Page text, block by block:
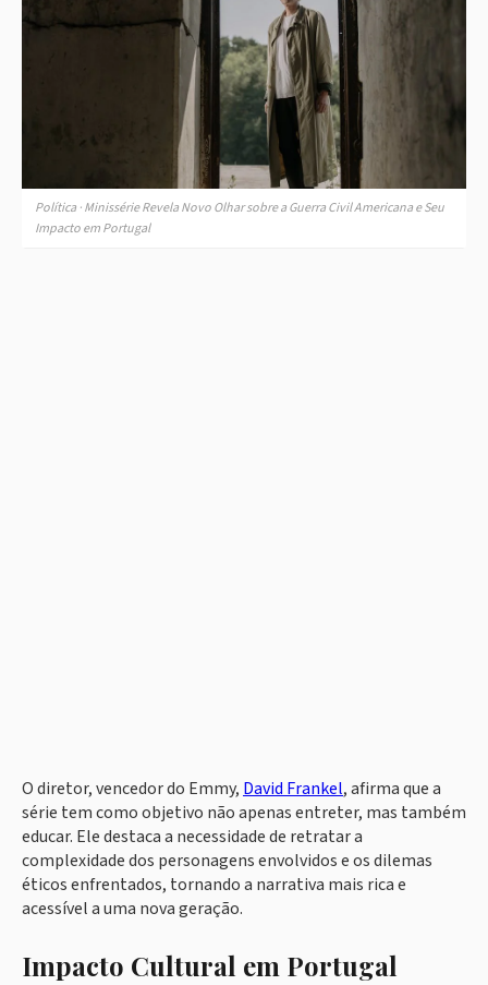
Política · Minissérie Revela Novo Olhar sobre a Guerra Civil Americana e Seu
Impacto em Portugal
O diretor, vencedor do Emmy, David Frankel, afirma que a
série tem como objetivo não apenas entreter, mas também
educar. Ele destaca a necessidade de retratar a
complexidade dos personagens envolvidos e os dilemas
éticos enfrentados, tornando a narrativa mais rica e
acessível a uma nova geração.
Impacto Cultural em Portugal